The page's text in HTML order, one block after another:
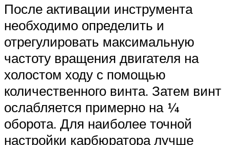
После активации инструмента
необходимо определить и
отрегулировать максимальную
частоту вращения двигателя на
холостом ходу с помощью
количественного винта. Затем винт
ослабляется примерно на ¼
оборота. Для наиболее точной
настройки карбюратора лучше